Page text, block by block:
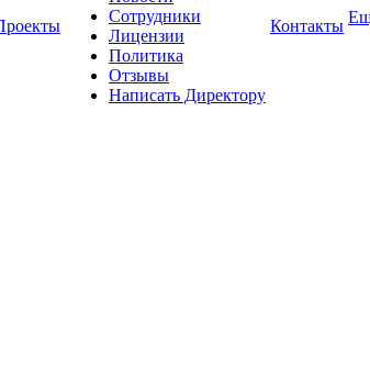
Сотрудники
Лицензии
Политика
Отзывы
Написать Директору
Контакты